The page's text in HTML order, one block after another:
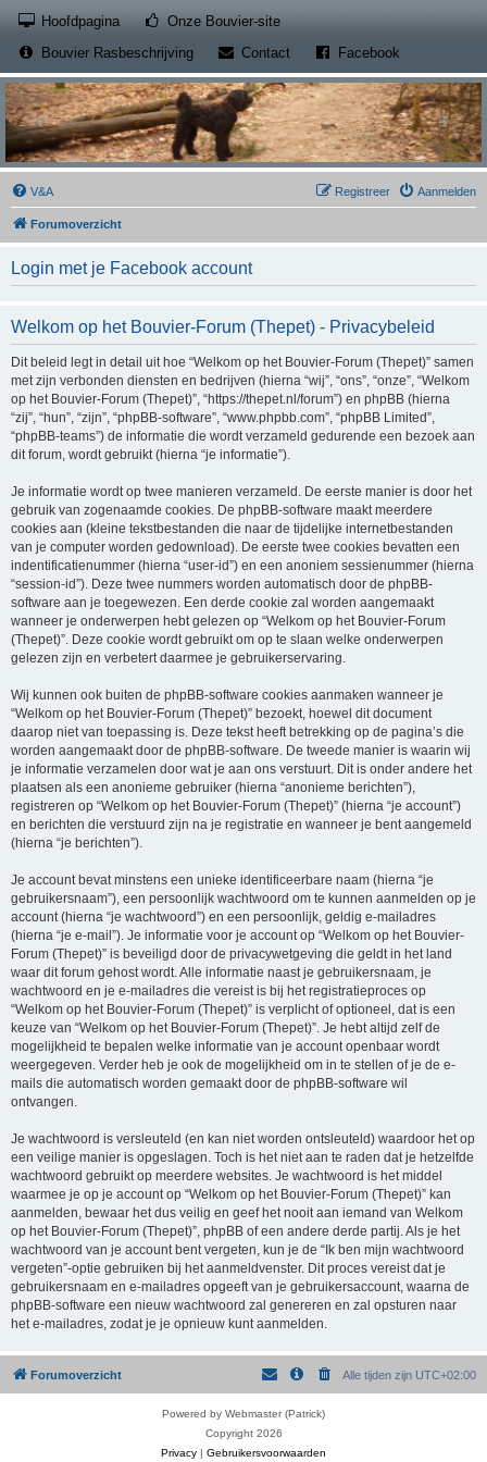
Hoofdpagina Onze Bouvier-site(Opens a new tab)
Bouvier Rasbeschrijving
Contact(Opens a new tab)
Facebook
V&A Aanmelden
Registreer
Forumoverzicht
Login met je Facebook account
Welkom op het Bouvier-Forum (Thepet) - Privacybeleid
Dit beleid legt in detail uit hoe “Welkom op het Bouvier-Forum (Thepet)” samen
met zijn verbonden diensten en bedrijven (hierna “wij”, “ons”, “onze”, “Welkom
op het Bouvier-Forum (Thepet)”, “https://thepet.nl/forum”) en phpBB (hierna
“zij”, “hun”, “zijn”, “phpBB-software”, “www.phpbb.com”, “phpBB Limited”,
“phpBB-teams”) de informatie die wordt verzameld gedurende een bezoek aan
dit forum, wordt gebruikt (hierna “je informatie”).
Je informatie wordt op twee manieren verzameld. De eerste manier is door het
gebruik van zogenaamde cookies. De phpBB-software maakt meerdere
cookies aan (kleine tekstbestanden die naar de tijdelijke internetbestanden
van je computer worden gedownload). De eerste twee cookies bevatten een
indentificatienummer (hierna “user-id”) en een anoniem sessienummer (hierna
“session-id”). Deze twee nummers worden automatisch door de phpBB-
software aan je toegewezen. Een derde cookie zal worden aangemaakt
wanneer je onderwerpen hebt gelezen op “Welkom op het Bouvier-Forum
(Thepet)”. Deze cookie wordt gebruikt om op te slaan welke onderwerpen
gelezen zijn en verbetert daarmee je gebruikerservaring.
Wij kunnen ook buiten de phpBB-software cookies aanmaken wanneer je
“Welkom op het Bouvier-Forum (Thepet)” bezoekt, hoewel dit document
daarop niet van toepassing is. Deze tekst heeft betrekking op de pagina’s die
worden aangemaakt door de phpBB-software. De tweede manier is waarin wij
je informatie verzamelen door wat je aan ons verstuurt. Dit is onder andere het
plaatsen als een anonieme gebruiker (hierna “anonieme berichten”),
registreren op “Welkom op het Bouvier-Forum (Thepet)” (hierna “je account”)
en berichten die verstuurd zijn na je registratie en wanneer je bent aangemeld
(hierna “je berichten”).
Je account bevat minstens een unieke identificeerbare naam (hierna “je
gebruikersnaam”), een persoonlijk wachtwoord om te kunnen aanmelden op je
account (hierna “je wachtwoord”) en een persoonlijk, geldig e-mailadres
(hierna “je e-mail”). Je informatie voor je account op “Welkom op het Bouvier-
Forum (Thepet)” is beveiligd door de privacywetgeving die geldt in het land
waar dit forum gehost wordt. Alle informatie naast je gebruikersnaam, je
wachtwoord en je e-mailadres die vereist is bij het registratieproces op
“Welkom op het Bouvier-Forum (Thepet)” is verplicht of optioneel, dat is een
keuze van “Welkom op het Bouvier-Forum (Thepet)”. Je hebt altijd zelf de
mogelijkheid te bepalen welke informatie van je account openbaar wordt
weergegeven. Verder heb je ook de mogelijkheid om in te stellen of je de e-
mails die automatisch worden gemaakt door de phpBB-software wil
ontvangen.
Je wachtwoord is versleuteld (en kan niet worden ontsleuteld) waardoor het op
een veilige manier is opgeslagen. Toch is het niet aan te raden dat je hetzelfde
wachtwoord gebruikt op meerdere websites. Je wachtwoord is het middel
waarmee je op je account op “Welkom op het Bouvier-Forum (Thepet)” kan
aanmelden, bewaar het dus veilig en geef het nooit aan iemand van Welkom
op het Bouvier-Forum (Thepet)”, phpBB of een andere derde partij. Als je het
wachtwoord van je account bent vergeten, kun je de “Ik ben mijn wachtwoord
vergeten”-optie gebruiken bij het aanmeldvenster. Dit proces vereist dat je
gebruikersnaam en e-mailadres opgeeft van je gebruikersaccount, waarna de
phpBB-software een nieuw wachtwoord zal genereren en zal opsturen naar
het e-mailadres, zodat je je opnieuw kunt aanmelden.
Forumoverzicht Alle tijden zijn UTC+02:00
Powered by Webmaster (Patrick)
Copyright 2026
Privacy | Gebruikersvoorwaarden